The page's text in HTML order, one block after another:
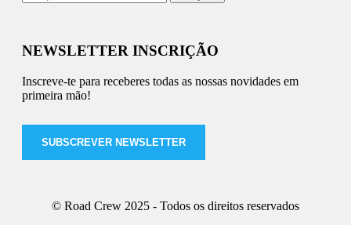
NEWSLETTER INSCRIÇÃO
Inscreve-te para receberes todas as nossas novidades em
primeira mão!
SUBSCREVER NEWSLETTER
© Road Crew 2025 - Todos os direitos reservados